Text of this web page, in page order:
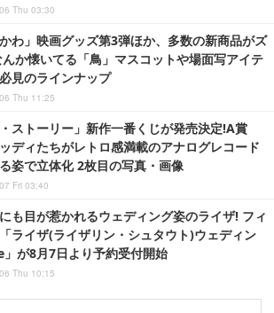
Thu 03:30
かわ」映画グッズ第3弾ほか、多数の新商品がズ
か懐いてる「鳥」マスコットや場面写アイテ
見のラインナップ
Thu 11:25
・ストーリー」新作一番くじが発売決定!A賞
ディたちがレトロ感満載のアナログレコード
姿で立体化 2枚目の写真・画像
Fri 03:40
も目が惹かれるウェディング姿のライザ! フィ
ライザ(ライザリン・シュタウト)ウェディン
が8月7日より予約受付開始
Thu 10:15